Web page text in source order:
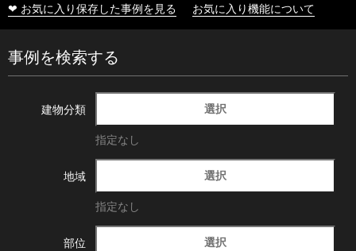
❤ お気に入り保存した事例を見る お気に入り機能について
事例を検索する
建物分類 選択
指定なし
地域 選択
指定なし
部位 選択